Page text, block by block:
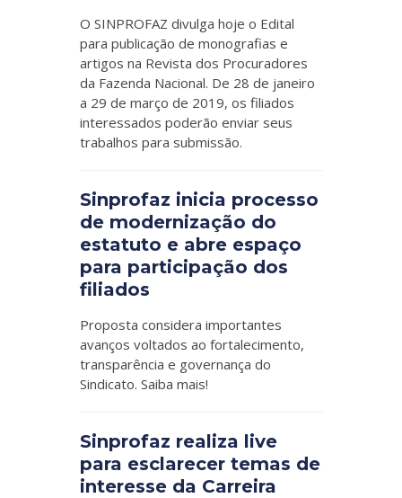
O SINPROFAZ divulga hoje o Edital
para publicação de monografias e
artigos na Revista dos Procuradores
da Fazenda Nacional. De 28 de janeiro
a 29 de março de 2019, os filiados
interessados poderão enviar seus
trabalhos para submissão.
Sinprofaz inicia processo
de modernização do
estatuto e abre espaço
para participação dos
filiados
Proposta considera importantes
avanços voltados ao fortalecimento,
transparência e governança do
Sindicato. Saiba mais!
Sinprofaz realiza live
para esclarecer temas de
interesse da Carreira